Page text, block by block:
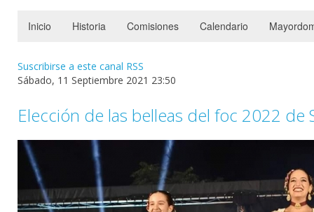
Inicio Historia Comisiones Calendario
Suscribirse a este canal RSS
Sábado, 11 Septiembre 2021 23:50
Elección de las belleas del foc 2022 de